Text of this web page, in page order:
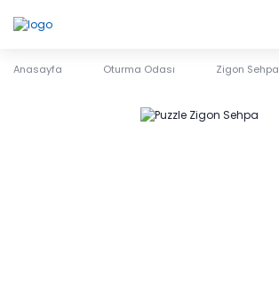
Anasayfa Oturma Odası Zigon Sehpa